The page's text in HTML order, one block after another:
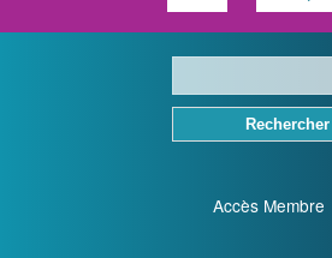
Accès Membre